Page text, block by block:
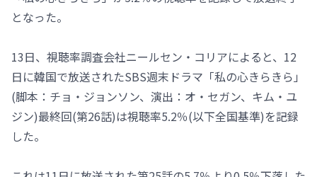
となった。
13日、視聴率調査会社ニールセン・コリアによると、12
日に韓国で放送されたSBS週末ドラマ「私の心きらきら」
(脚本：チョ・ジョンソン、演出：オ・セガン、キム・ユ
ジン)最終回(第26話)は視聴率5.2％(以下全国基準)を記録
した。